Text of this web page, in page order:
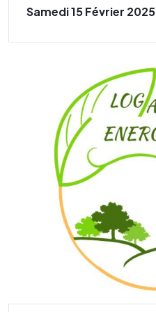
Samedi 15 Février 2025